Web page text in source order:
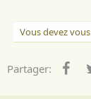
Vous devez
Partager: